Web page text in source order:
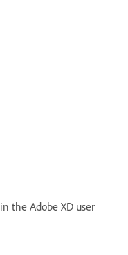
in the Adobe XD user